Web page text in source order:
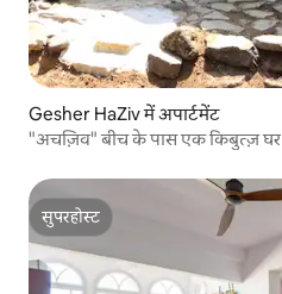
Gesher HaZiv में अपार्टमेंट
"अचज़िव" बीच के पास एक किबुत्ज़ घर
सुपरहोस्ट
सुपरहोस्ट